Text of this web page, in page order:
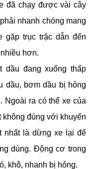
đã chạy được vài cây
nhanh chóng mang
gặp trục trặc dẫn đến
hơn.
đang xuống thấp
dầu, bơm dầu bị hỏng
Ngoài ra có thể xe của
đúng với khuyến
nhất là dừng xe lại để
dùng. Động cơ trong
khô, nhanh bị hỏng.